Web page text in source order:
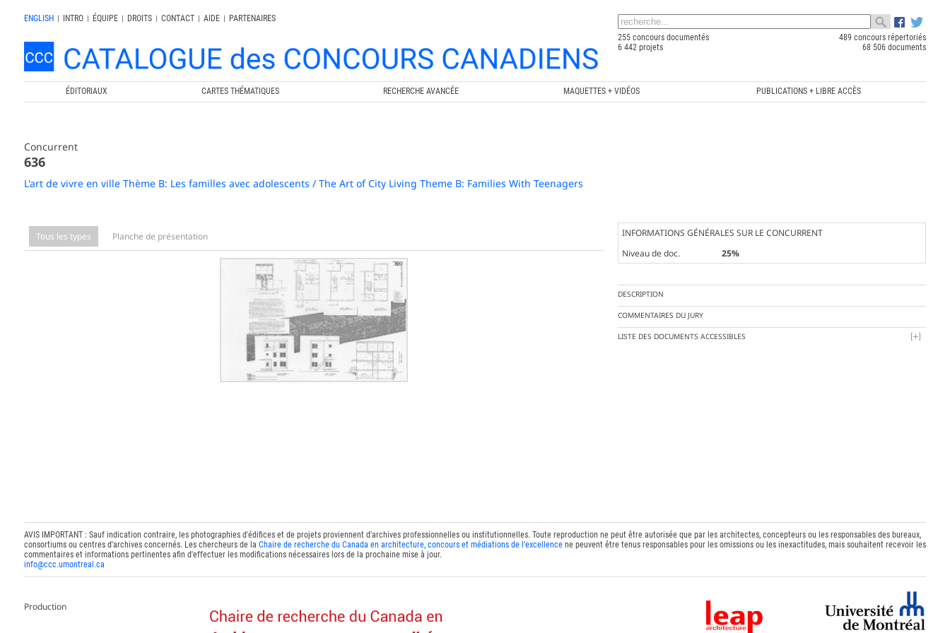
ENGLISH | INTRO | ÉQUIPE | DROITS | CONTACT | AIDE |
PARTENAIRES
255 concours documentés
489 concours répertoriés
6 442 projets
68 506 documents
ÉDITORIAUX CARTES THÉMATIQUES RECHERCHE AVANCÉE MAQUETTES + VIDÉOS PUBLICATIONS + LIBRE ACCÈS
Concurrent
636
L'art de vivre en ville Thème B: Les familles avec adolescents / The Art of City Living Theme B: Families With Teenagers
Tous les types Planche de présentation
INFORMATIONS GÉNÉRALES SUR LE CONCURRENT
Niveau de doc.
25%
DESCRIPTION
COMMENTAIRES DU JURY
LISTE DES DOCUMENTS ACCESSIBLES
AVIS IMPORTANT : Sauf indication contraire, les photographies d'édifices et de projets proviennent d'archives professionnelles ou institutionnelles. Toute reproduction ne peut être autorisée que par les architectes, concepteurs ou les responsables des bureaux,
consortiums ou centres d'archives concernés. Les chercheurs de la Chaire de recherche du Canada en architecture, concours et médiations de l'excellencene peuvent être tenus responsables pour les omissions ou les inexactitudes, mais souhaitent recevoir les
commentaires et informations pertinentes afin d'effectuer les modifications nécessaires lors de la prochaine mise à jour.
info@ccc.umontreal.ca
Production